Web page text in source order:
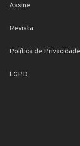
Assine
Revista
Política de Privacidade
LGPD